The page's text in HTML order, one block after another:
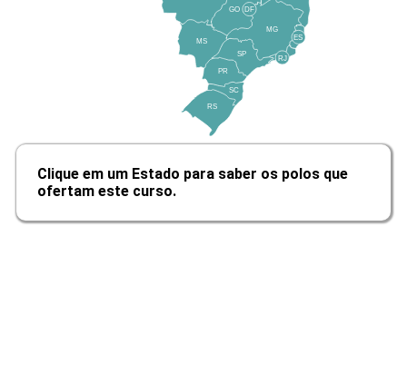
10h
Gestão da Tecnologia da Informação
e do Conhecimento
MS
GO
PR
SC
RS
SP
MG
RJ
ES
DF
Clique em um Estado para saber os polos que
ofertam este curso.